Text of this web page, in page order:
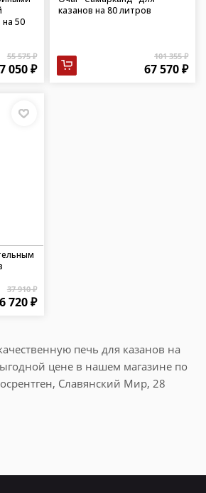
50
55 575 ₽
050 ₽
казанов на 80 литров
101 355 ₽
67 570 ₽
37 910 ₽
720 ₽
печь для казанов на
цене в нашем магазине по
Славянский Мир, 28
наиболее
200 литров